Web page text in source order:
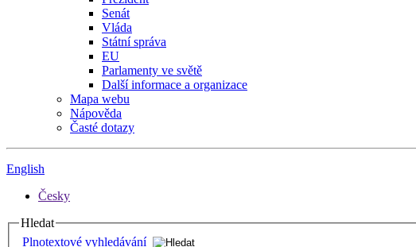
Senát
Vláda
Státní správa
EU
Parlamenty ve světě
Další informace a organizace
Mapa webu
Nápověda
Časté dotazy
English
Česky
Hledat
Plnotextové vyhledávání